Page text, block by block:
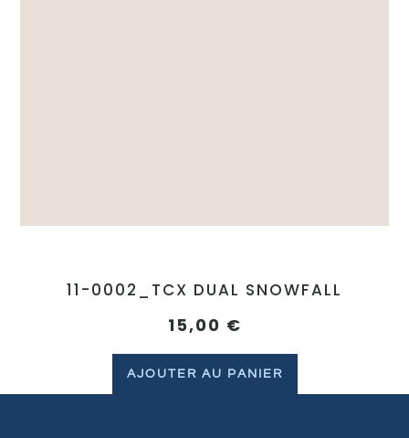
11-0002_TCX DUAL SNOWFALL
15,00 €
AJOUTER AU PANIER